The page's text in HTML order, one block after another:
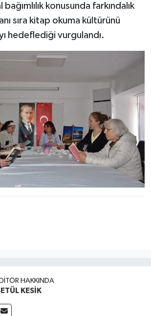
konusunda farkındalık
sıra kitap okuma kültürünü
hedeflediği vurgulandı.
HAKKINDA
KESİK